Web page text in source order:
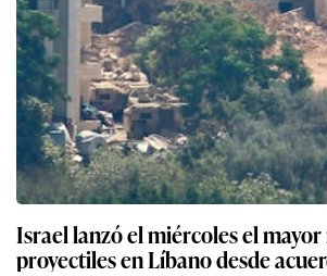
Israel lanzó el miércoles el
proyectiles en Líbano desde